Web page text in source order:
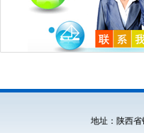
地址：陕西